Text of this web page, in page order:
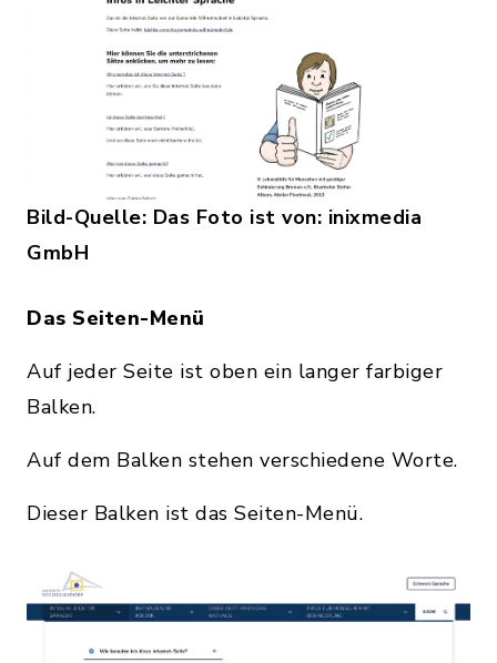
Bild-Quelle: Das Foto ist von: inixmedia
GmbH
Das Seiten-Menü
Auf jeder Seite ist oben ein langer farbiger
Balken.
Auf dem Balken stehen verschiedene Worte.
Dieser Balken ist das Seiten-Menü.